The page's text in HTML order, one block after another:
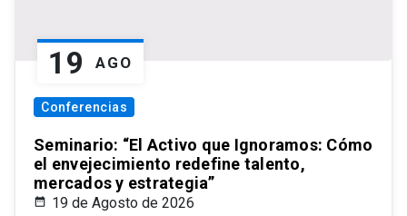
19 AGO
Conferencias
Seminario: “El Activo que Ignoramos: Cómo
el envejecimiento redefine talento,
mercados y estrategia”
19 de Agosto de 2026